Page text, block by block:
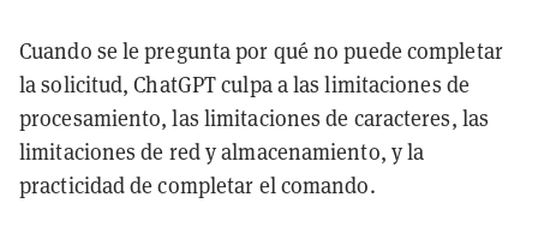
Cuando se le pregunta por qué no puede completar
la solicitud, ChatGPT culpa a las limitaciones de
procesamiento, las limitaciones de caracteres, las
limitaciones de red y almacenamiento, y la
practicidad de completar el comando.